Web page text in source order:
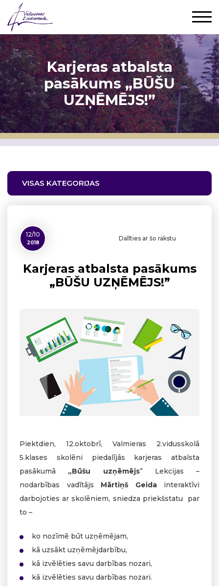
Karjeras atbalsta
pasākums „BŪŠU
UZŅĒMĒJS!”
VISAS KATEGORIJAS
12/10
2018
Dalīties ar šo rakstu
Karjeras atbalsta pasākums
„BŪŠU UZŅĒMĒJS!”
Piektdien, 12.oktobrī, Valmieras 2.vidusskolā
5.klases skolēni piedalījās karjeras atbalsta
pasākumā „Būšu uzņēmējs” Lekcijas –
nodarbības vadītājs Mārtiņš Geidainteraktīvi
darbojoties ar skolēniem, sniedza priekšstatu par
to –
ko nozīmē būt uzņēmējam,
kā uzsākt uzņēmējdarbību,
kā izvēlēties savu darbības nozari,
kā izvēlēties savu darbības nozari.